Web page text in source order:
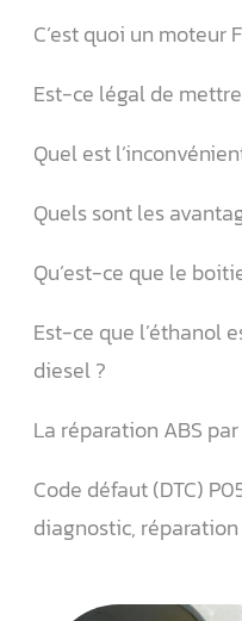
C’est quoi un moteur
Est-ce légal de
Quel est
Quels sont les
Qu’est-ce que le
Est-ce que l’éthanol
diesel ?
La réparation ABS
Code défaut (DTC)
diagnostic,